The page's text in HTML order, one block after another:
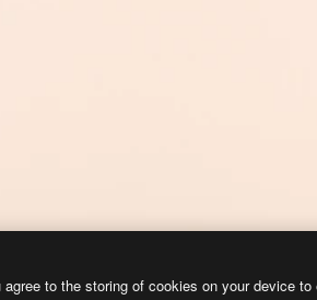
to the storing of cookies on your device